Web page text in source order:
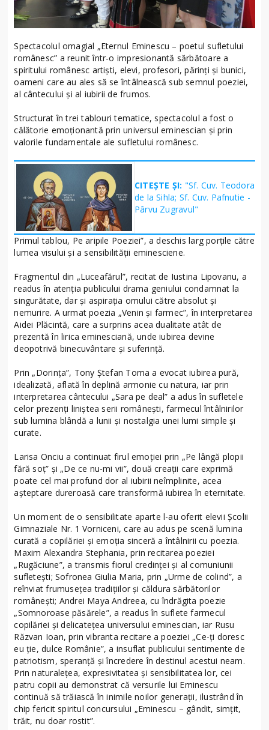
Spectacolul omagial „Eternul Eminescu – poetul sufletului
românesc” a reunit într-o impresionantă sărbătoare a
spiritului românesc artiști, elevi, profesori, părinți și bunici,
oameni care au ales să se întâlnească sub semnul poeziei,
al cântecului și al iubirii de frumos.
Structurat în trei tablouri tematice, spectacolul a fost o
călătorie emoționantă prin universul eminescian și prin
valorile fundamentale ale sufletului românesc.
CITEȘTE ȘI: "Sf. Cuv. Teodora
de la Sihla; Sf. Cuv. Pafnutie -
Pârvu Zugravul"
Primul tablou, Pe aripile Poeziei”, a deschis larg porțile către
lumea visului și a sensibilității eminesciene.
Fragmentul din „Luceafărul”, recitat de Iustina Lipovanu, a
readus în atenția publicului drama geniului condamnat la
singurătate, dar și aspirația omului către absolut și
nemurire. A urmat poezia „Venin și farmec”, în interpretarea
Aidei Plăcintă, care a surprins acea dualitate atât de
prezentă în lirica eminesciană, unde iubirea devine
deopotrivă binecuvântare și suferință.
Prin „Dorința”, Tony Ștefan Toma a evocat iubirea pură,
idealizată, aflată în deplină armonie cu natura, iar prin
interpretarea cântecului „Sara pe deal” a adus în sufletele
celor prezenți liniștea serii românești, farmecul întâlnirilor
sub lumina blândă a lunii și nostalgia unei lumi simple și
curate.
Larisa Onciu a continuat firul emoției prin „Pe lângă plopii
fără soț” și „De ce nu-mi vii”, două creații care exprimă
poate cel mai profund dor al iubirii neîmplinite, acea
așteptare dureroasă care transformă iubirea în eternitate.
Un moment de o sensibilitate aparte l-au oferit elevii Școlii
Gimnaziale Nr. 1 Vorniceni, care au adus pe scenă lumina
curată a copilăriei și emoția sinceră a întâlnirii cu poezia.
Maxim Alexandra Stephania, prin recitarea poeziei
„Rugăciune”, a transmis fiorul credinței și al comuniunii
sufletești; Sofronea Giulia Maria, prin „Urme de colind”, a
reînviat frumusețea tradițiilor și căldura sărbătorilor
românești; Andrei Maya Andreea, cu îndrăgita poezie
„Somnoroase păsărele”, a readus în suflete farmecul
copilăriei și delicatețea universului eminescian, iar Rusu
Răzvan Ioan, prin vibranta recitare a poeziei „Ce-ți doresc
eu ție, dulce Românie”, a insuflat publicului sentimente de
patriotism, speranță și încredere în destinul acestui neam.
Prin naturalețea, expresivitatea și sensibilitatea lor, cei
patru copii au demonstrat că versurile lui Eminescu
continuă să trăiască în inimile noilor generații, ilustrând în
chip fericit spiritul concursului „Eminescu – gândit, simțit,
trăit, nu doar rostit”.